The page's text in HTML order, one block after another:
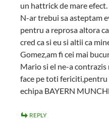
un hattrick de mare efect.
N-ar trebui sa asteptam
pentru a reprosa altora
cred ca si eu si altii ca
Gomez,am fi cei mai
Mario si el ne-a
face pe toti
echipa BAYERN
REPLY